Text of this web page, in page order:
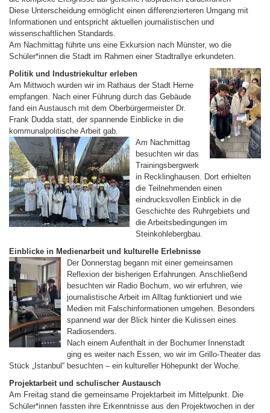
Diese Unterscheidung ermöglicht einen differenzierteren Umgang mit
Informationen und entspricht aktuellen journalistischen und
wissenschaftlichen Standards.
Am Nachmittag führte uns eine Exkursion nach Münster, wo die
Schüler*innen die Stadt im Rahmen einer Stadtrallye erkundeten.
Politik und Industriekultur erleben
Am Mittwoch wurden wir im Rathaus der Stadt Herne
empfangen. Nach einer Führung durch das Gebäude
fand ein Austausch mit dem Oberbürgermeister Dr.
Frank Dudda statt, der spannende Einblicke in die
kommunalpolitische Arbeit gab.
Am Nachmittag
besuchten wir das
Trainingsbergwerk
in Recklinghausen. Dort erhielten
die Teilnehmenden einen
eindrucksvollen Einblick in die
Geschichte des Ruhrgebiets und
die Arbeitsbedingungen im
Steinkohlebergbau.
Einblicke in Medienarbeit und kulturelle Erlebnisse
Der Donnerstag begann mit einer gemeinsamen
Reflexion der bisherigen Erfahrungen. Anschließend
besuchten wir Radio Bochum, wo wir erfuhren, wie
journalistische Arbeit im Alltag funktioniert und wie
Medien mit Falschinformationen umgehen. Besonders
spannend war der Blick hinter die Kulissen eines
Radiosenders.
Nach einem Aufenthalt in der Bochumer Innenstadt
ging es weiter nach Essen, wo wir im Grillo-Theater das
Stück „Istanbul“ besuchten – ein kultureller Höhepunkt der Woche.
Projektarbeit und schulischer Austausch
Am Freitag stand die gemeinsame Projektarbeit im Mittelpunkt. Die
Schüler*innen fassten ihre Erkenntnisse aus den Projektwochen in der